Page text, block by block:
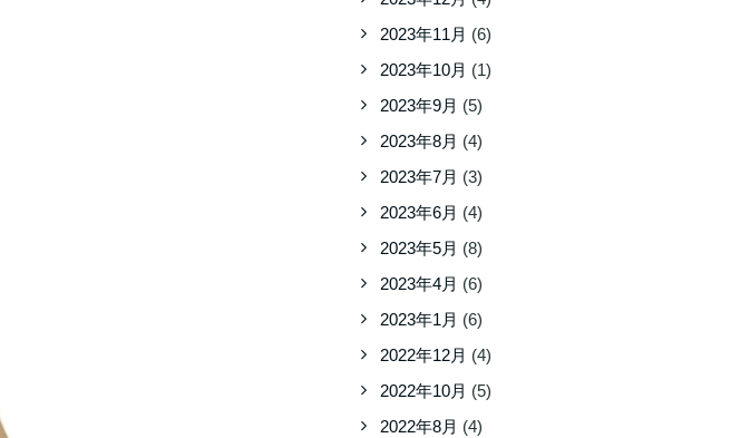
2023年11月 (6)
2023年10月 (1)
2023年9月 (5)
2023年8月 (4)
2023年7月 (3)
2023年6月 (4)
2023年5月 (8)
2023年4月 (6)
2023年1月 (6)
2022年12月 (4)
2022年10月 (5)
2022年8月 (4)